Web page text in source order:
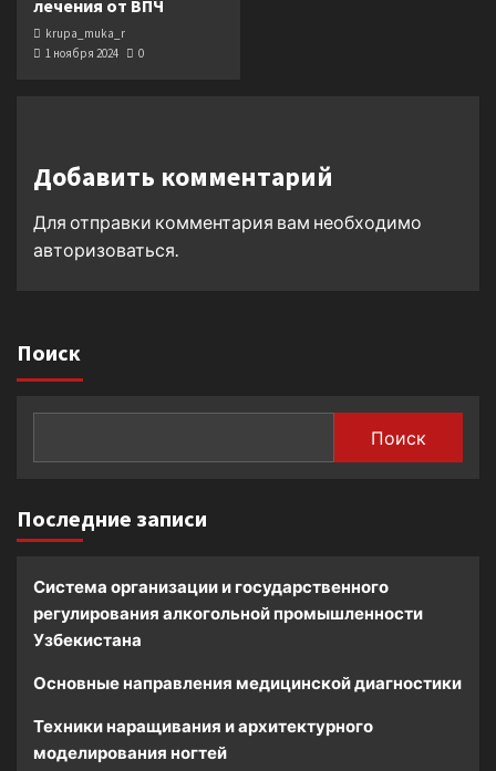
лечения от ВПЧ
krupa_muka_r
1 ноября 2024
0
Добавить комментарий
Для отправки комментария вам необходимо
авторизоваться.
Поиск
Поиск
Последние записи
Система организации и государственного
регулирования алкогольной промышленности
Узбекистана
Основные направления медицинской диагностики
Техники наращивания и архитектурного
моделирования ногтей